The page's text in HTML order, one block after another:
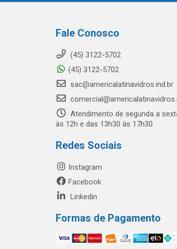
Fale Conosco
(45) 3122-5702
(45) 3122-5702
sac@americalatinavidros.ind.br
Atendimento de segunda a
às 12h e das 13h30 às 17h30
Redes Sociais
Instagram
Facebook
Linkedin
Formas de Pagamento